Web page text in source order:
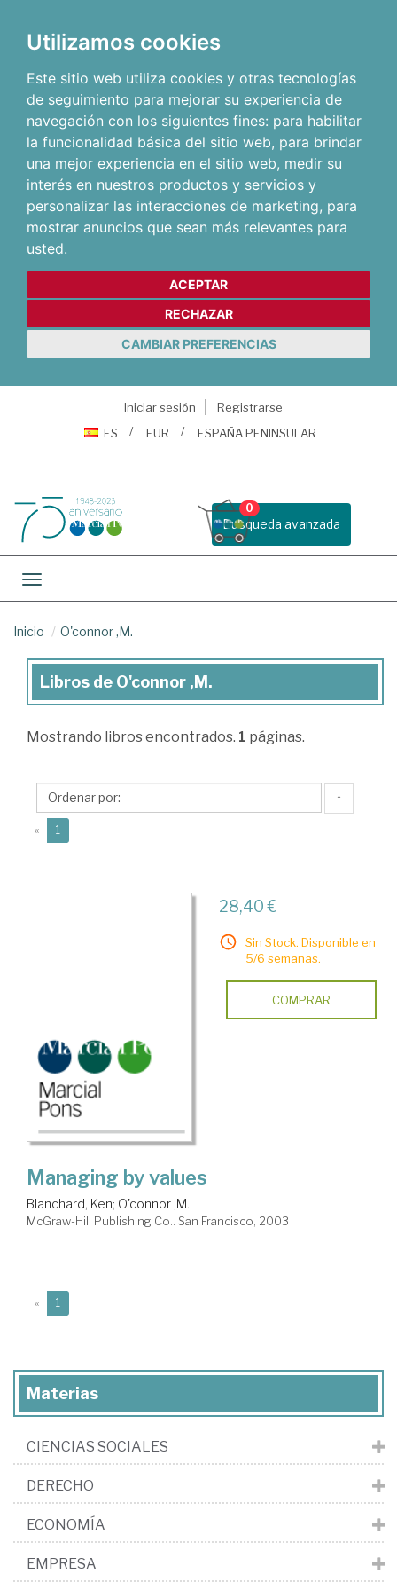
Utilizamos cookies
Este sitio web utiliza cookies y otras tecnologías
de seguimiento para mejorar su experiencia de
navegación con los siguientes fines: para habilitar
la funcionalidad básica del sitio web, para brindar
una mejor experiencia en el sitio web, medir su
interés en nuestros productos y servicios y
personalizar las interacciones de marketing, para
mostrar anuncios que sean más relevantes para
usted.
ACEPTAR
RECHAZAR
CAMBIAR PREFERENCIAS
Iniciar sesión
Registrarse
ES
EUR ESPAÑA PENINSULAR
Busqueda avanzada
0
Toggle navigation
Inicio O'connor ,M.
Libros
O'connor
Libros de O'connor ,M.
Mostrando libros encontrados. 1 páginas.
↑
« 1
28,40 €
Sin Stock. Disponible en
5/6 semanas.
COMPRAR
Managing by values
Blanchard, Ken; O'connor ,M.
McGraw-Hill Publishing Co.. San Francisco, 2003
« 1
Materias
CIENCIAS SOCIALES
DERECHO
ECONOMÍA
EMPRESA